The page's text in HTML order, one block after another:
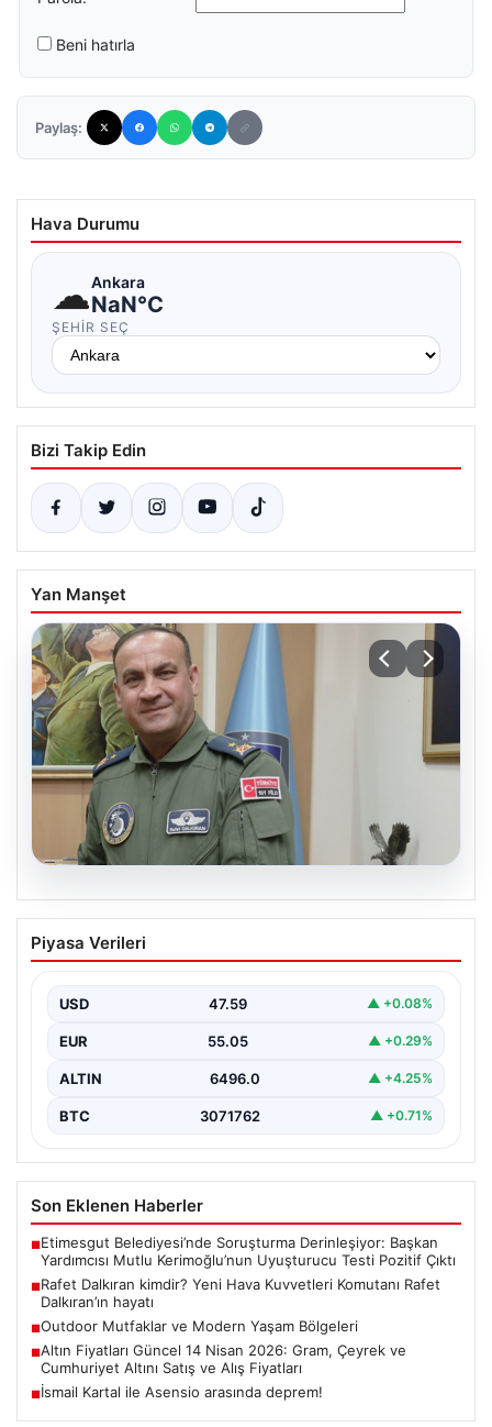
Beni hatırla
Paylaş:
Hava Durumu
☁Ankara
NaN°C
ŞEHIR SEÇ
Bizi Takip Edin
Yan Manşet
Rafet Dalkıran kimdir? Yeni Hava
Kuvvetleri Komutanı Rafet Dalkıran’ın
Piyasa Verileri
USD 47.59 ▲ +0.08%
EUR 55.05 ▲ +0.29%
ALTIN 6496.0 ▲ +4.25%
BTC 3071762 ▲ +0.71%
Son Eklenen Haberler
■Etimesgut Belediyesi’nde Soruşturma Derinleşiyor: Başkan
Yardımcısı Mutlu Kerimoğlu’nun Uyuşturucu Testi Pozitif Çıktı
■Rafet Dalkıran kimdir? Yeni Hava Kuvvetleri Komutanı Rafet
Dalkıran’ın hayatı
■Outdoor Mutfaklar ve Modern Yaşam Bölgeleri
■Altın Fiyatları Güncel 14 Nisan 2026: Gram, Çeyrek ve
Cumhuriyet Altını Satış ve Alış Fiyatları
■İsmail Kartal ile Asensio arasında deprem!